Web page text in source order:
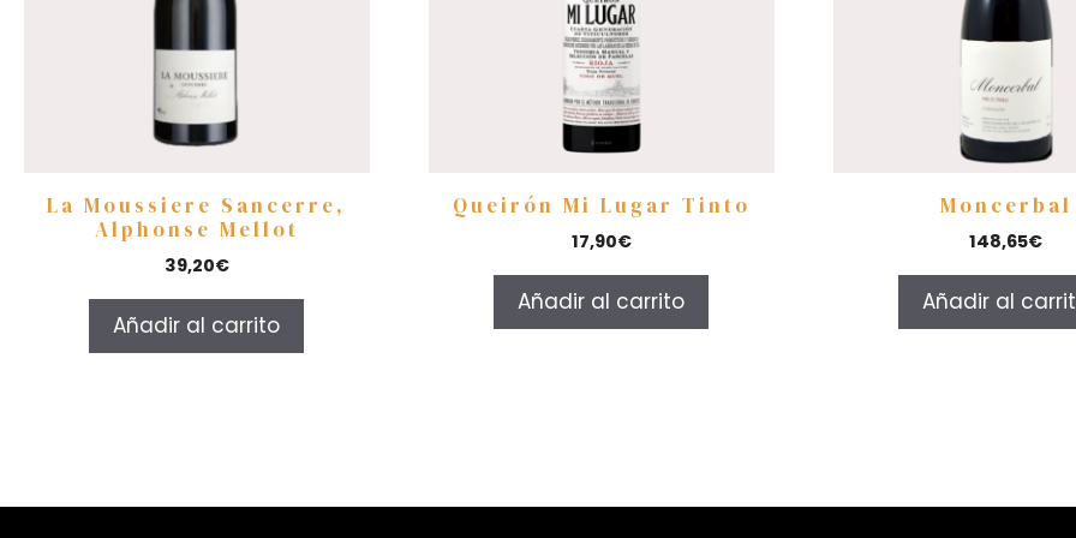
La Moussiere Sancerre,
Alphonse Mellot
39,20€
Añadir al carrito
Queirón Mi Lugar Tinto
17,90€
Añadir al carrito
Moncerbal
148,65€
Añadir al